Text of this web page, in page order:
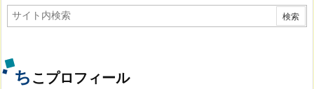
ち こプロフィール